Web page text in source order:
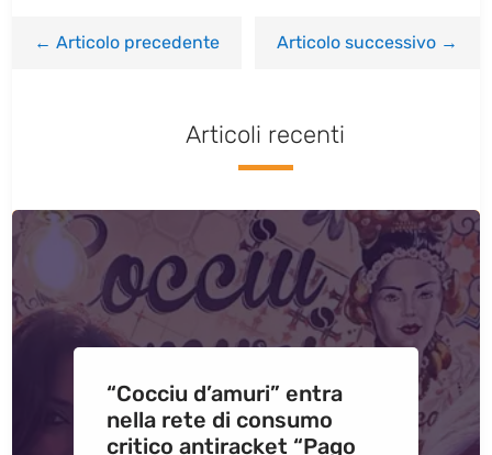
←Articolo precedente Articolo successivo→
Articoli recenti
“Cocciu d’amuri” entra
nella rete di consumo
critico antiracket “Pago